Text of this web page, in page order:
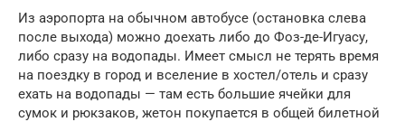
Из аэропорта на обычном автобусе (остановка слева
после выхода) можно доехать либо до Фоз-де-Игуасу,
либо сразу на водопады. Имеет смысл не терять время
на поездку в город и вселение в хостел/отель и сразу
ехать на водопады — там есть большие ячейки для
сумок и рюкзаков, жетон покупается в общей билетной